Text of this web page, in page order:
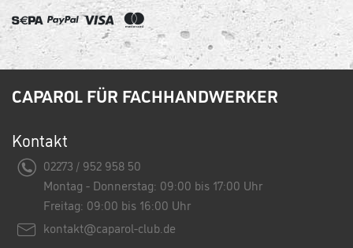
CAPAROL FÜR FACHHANDWERKER
Kontakt
02273 / 952 958 50
Montag - Donnerstag: 09:00 bis 17:00 Uhr
Freitag: 09:00 bis 16:00 Uhr
kontakt@caparol-club.de